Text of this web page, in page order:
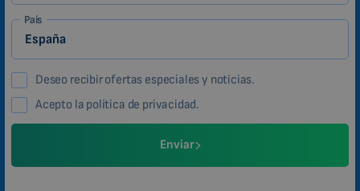
País
Deseo recibir ofertas especiales y noticias.
Acepto la política de privacidad.
Enviar